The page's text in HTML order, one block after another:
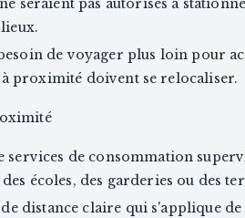
seraient pas autorisés à
de voyager plus loin pour
à proximité doivent se relocaliser.
services de consommation
écoles, des garderies ou des
distance claire qui s'applique